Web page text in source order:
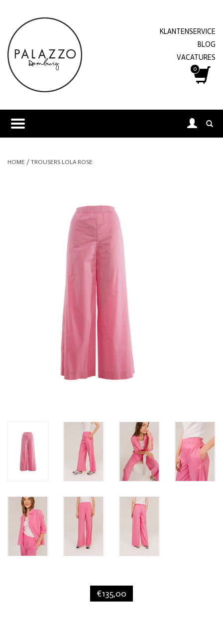
KLANTENSERVICE
BLOG
VACATURES
0
HOME / TROUSERS LOLA ROSE
€135,00